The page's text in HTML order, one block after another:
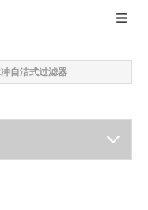
冲自洁式过滤器